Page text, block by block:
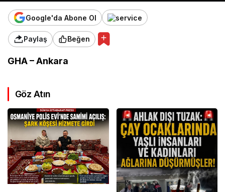
Google'da Abone Ol
Paylaş Beğen
GHA – Ankara
Göz Atın